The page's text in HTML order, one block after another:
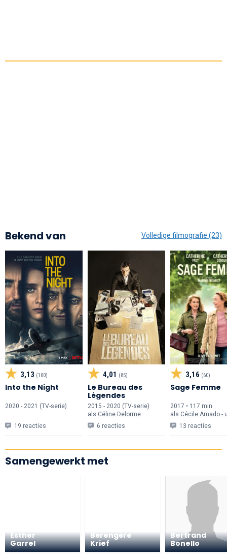
Bekend van Volledige filmografie (23)
3,13 (100)
Into the Night
2020 - 2021 (TV-serie)
19 reacties
4,01 (85)
Le Bureau des
Légendes
2015 - 2020 (TV-serie)
als Céline Delorme
6 reacties
3,16 (60)
Sage Femme
2017 • 117 min
als Cécile Amado - une
13 reacties
Samengewerkt met
Esther
Garrel
Bérengère
Krief
Bertrand
Bonello